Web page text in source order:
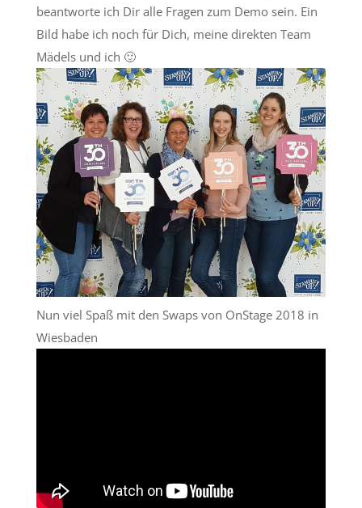
beantworte ich Dir alle Fragen zum Demo sein. Ein
Bild habe ich noch für Dich, meine direkten Team
Mädels und ich 🙂
Nun viel Spaß mit den Swaps von OnStage 2018 in
Wiesbaden